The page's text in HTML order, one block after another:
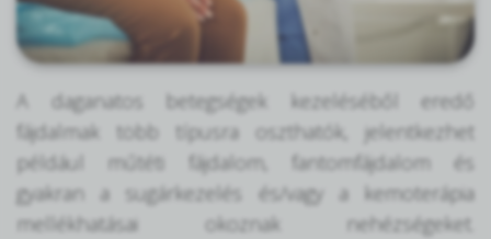
A daganatos betegségek kezeléséből eredő
fájdalmak több típusra oszthatók, jelentkezhet
például műtéti fájdalom, fantomfájdalom és
gyakran a sugárkezelés és/vagy a kemoterápia
mellékhatásai okoznak nehézségeket.